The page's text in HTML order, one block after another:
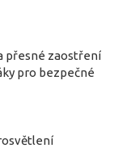
přesné zaostření
pro bezpečné